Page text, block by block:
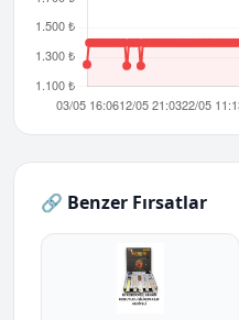
🔗 Benzer Fırsatlar